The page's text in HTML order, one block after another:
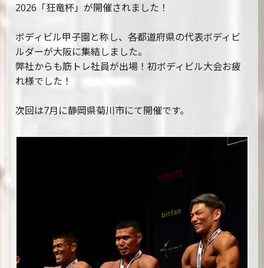
2026「狂竜杯」が開催されました！
ボディビル甲子園と称し、各都道府県の代表ボディビ
ルダーが大阪に集結しました。
弊社からも筋トレ社員が出場！初ボディビル大会お疲
れ様でした！
次回は7月に静岡県菊川市にて開催です。